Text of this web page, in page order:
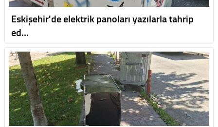
Eskişehir'de elektrik panoları yazılarla tahrip
ed…